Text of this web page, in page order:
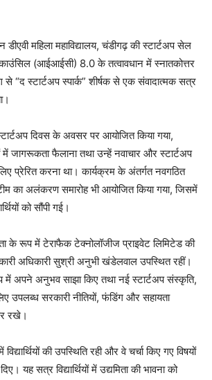
महिला महाविद्यालय, चंडीगढ़ की स्टार्टअप सेल
(आईआईसी) 8.0 के तत्वावधान में स्नातकोत्तर
से “द स्टार्टअप स्पार्क” शीर्षक से एक संवादात्मक सत्र
दिवस के अवसर पर आयोजित किया गया,
में जागरूकता फैलाना तथा उन्हें नवाचार और स्टार्टअप
प्रेरित करना था। कार्यक्रम के अंतर्गत नवगठित
का अलंकरण समारोह भी आयोजित किया गया, जिसमें
को सौंपी गई।
के रूप में टेराफैक टेक्नोलॉजीज प्राइवेट लिमिटेड की
अधिकारी सुश्री अनुभी खंडेलवाल उपस्थित रहीं।
में अपने अनुभव साझा किए तथा नई स्टार्टअप संस्कृति,
उपलब्ध सरकारी नीतियों, फंडिंग और सहायता
रखे।
की उपस्थिति रही और वे चर्चा किए गए विषयों
यह सत्र विद्यार्थियों में उद्यमिता की भावना को